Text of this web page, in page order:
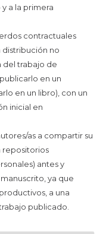
a la primera
contractuales
distribución no
del trabajo de
en un
en un libro), con un
inicial en
as a compartir su
repositorios
antes y
ya que
a una
publicado.